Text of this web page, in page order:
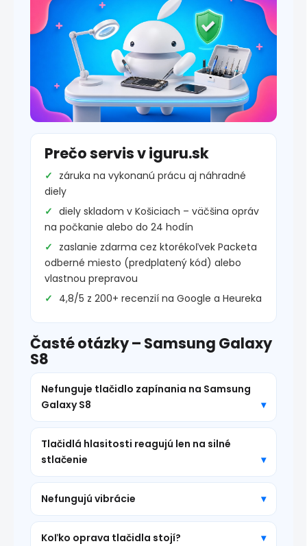
Prečo servis v iguru.sk
záruka na vykonanú prácu aj náhradné
diely
diely skladom v Košiciach – väčšina opráv
na počkanie alebo do 24 hodín
zaslanie zdarma cez ktorékoľvek Packeta
odberné miesto (predplatený kód) alebo
vlastnou prepravou
4,8/5 z 200+ recenzií na Google a Heureka
Časté otázky – Samsung Galaxy
S8
Nefunguje tlačidlo zapínania na Samsung
Galaxy S8
Tlačidlá hlasitosti reagujú len na silné
stlačenie
Nefungujú vibrácie
Koľko oprava tlačidla stojí?